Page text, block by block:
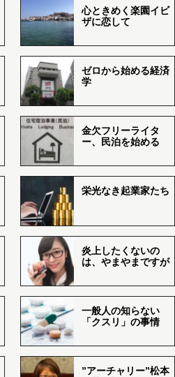
心ときめく楽園イビ
ザに恋して
ゼロから始める経済
学
金欠フリーライタ
ー、民泊を始める
栄光なき起業家たち
炎上したくないの
は、やまやまですが
一般人の知らない
「クスリ」の事情
”アーチャリー”松本